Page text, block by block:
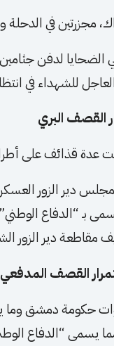
في الدحلة وجديدة
الضحايا لدفن
للشهداء في
القصف البري
قذائف على
دير الزور
القصف المدفعي
حكومة دمشق وما
يسمى “الدفاع